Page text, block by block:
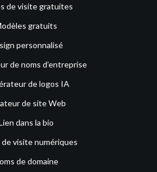
de visite gratuites
gratuits
personnalisé
de noms d’entreprise
de logos IA
de site Web
dans la bio
visite numériques
de domaine